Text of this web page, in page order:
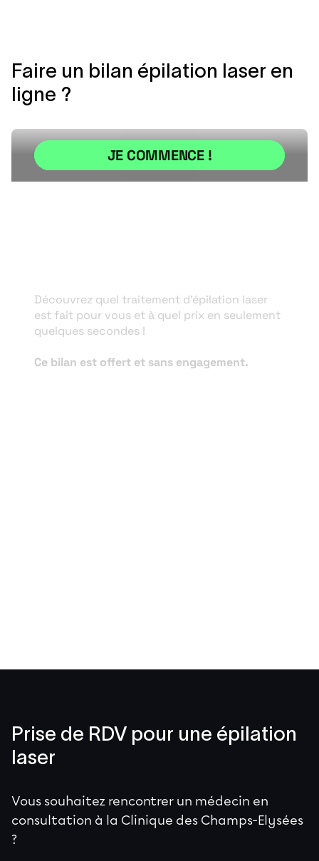
Faire un bilan épilation laser en
ligne ?
Prise de RDV pour une épilation
laser
Vous souhaitez rencontrer un médecin en
consultation à la Clinique des Champs-Elysées
?